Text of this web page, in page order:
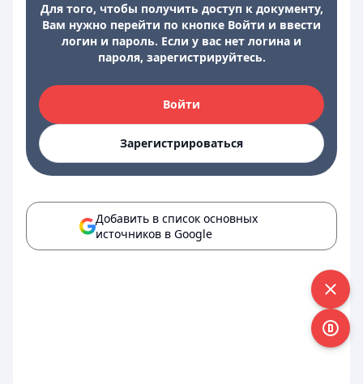
Для того, чтобы получить доступ к документу,
Вам нужно перейти по кнопке Войти и ввести
логин и пароль. Если у вас нет логина и
пароля, зарегистрируйтесь.
Войти
Зарегистрироваться
Добавить в список основных
источников в Google